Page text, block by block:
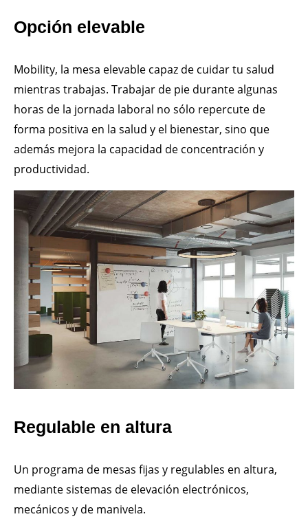
Opción elevable
Mobility, la mesa elevable capaz de cuidar tu salud
mientras trabajas. Trabajar de pie durante algunas
horas de la jornada laboral no sólo repercute de
forma positiva en la salud y el bienestar, sino que
además mejora la capacidad de concentración y
productividad.
Regulable en altura
Un programa de mesas fijas y regulables en altura,
mediante sistemas de elevación electrónicos,
mecánicos y de manivela.